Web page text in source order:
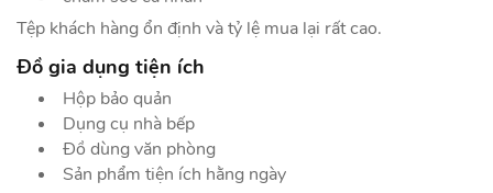
Tệp khách hàng ổn định và tỷ lệ mua lại rất cao.
Đồ gia dụng tiện ích
Hộp bảo quản
Dụng cụ nhà bếp
Đồ dùng văn phòng
Sản phẩm tiện ích hằng ngày